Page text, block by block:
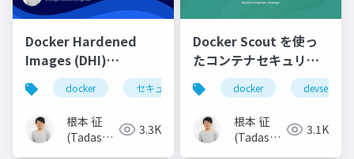
Docker Hardened
Images (DHI)
Introduction 〜本番環
境向けに構築した、デ
フォルトで安全なコン
テナイメージ〜
docker セキュリティ security sbom
根本 征
(Tadashi
3.3K
Docker Scout を使っ
たコンテナセキュリテ
ィの可視化と管理
docker devsecops
根本 征
(Tadashi
3.1K